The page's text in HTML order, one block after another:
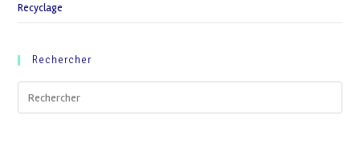
Recyclage
Rechercher